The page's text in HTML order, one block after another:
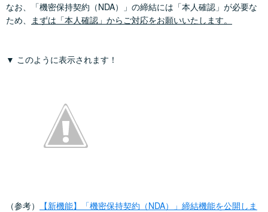
なお、「機密保持契約（NDA）」の締結には「本人確認」が必要な
ため、 まずは「本人確認」からご対応をお願いいたします。
▼ このように表示されます！
（参考）
【新機能】「機密保持契約（NDA）」締結機能を公開しま